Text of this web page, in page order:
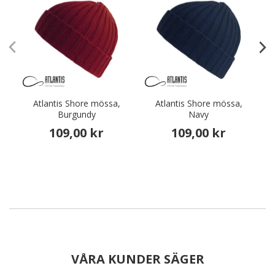
Atlantis Shore mössa,
Burgundy
109,00 kr
Atlantis Shore mössa,
Navy
109,00 kr
VÅRA KUNDER SÄGER